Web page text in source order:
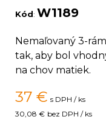
Kód: W1189
Nemaľovaný 3-
tak, aby bol
na chov matiek.
37 € s DPH / ks
30,08 € bez DPH / ks